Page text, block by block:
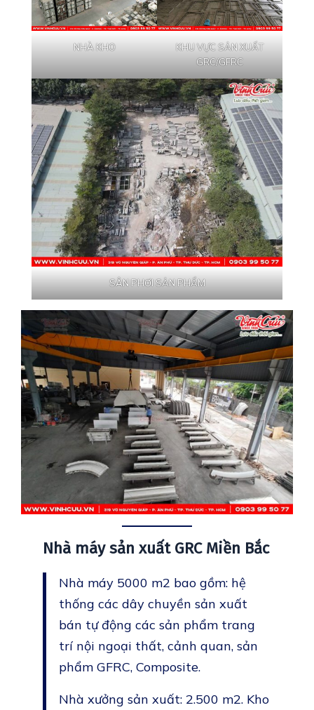
NHÀ KHO
KHU VỰC SẢN XUẤT
GRC/GFRC
SÂN PHƠI SẢN PHẨM
Nhà máy sản xuất GRC Miền Bắc
Nhà máy 5000 m2 bao gồm: hệ
thống các dây chuyền sản xuất
bán tự động các sản phẩm trang
trí nội ngoại thất, cảnh quan, sản
phẩm GFRC, Composite.
Nhà xưởng sản xuất: 2.500 m2. Kho